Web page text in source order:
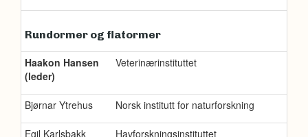
Rundormer og flatormer
Haakon Hansen
(leder)
Veterinærinstituttet
Bjørnar Ytrehus Norsk institutt for naturforskning
Egil Karlsbakk Havforskningsinstituttet